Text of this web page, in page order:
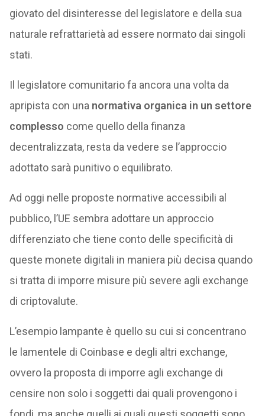
giovato del disinteresse del legislatore e della sua
naturale refrattarietà ad essere normato dai singoli
stati.
Il legislatore comunitario fa ancora una volta da
apripista con una normativa organica in un settore
complesso come quello della finanza
decentralizzata, resta da vedere se l’approccio
adottato sarà punitivo o equilibrato.
Ad oggi nelle proposte normative accessibili al
pubblico, l’UE sembra adottare un approccio
differenziato che tiene conto delle specificità di
queste monete digitali in maniera più decisa quando
si tratta di imporre misure più severe agli exchange
di criptovalute.
L’esempio lampante è quello su cui si concentrano
le lamentele di Coinbase e degli altri exchange,
ovvero la proposta di imporre agli exchange di
censire non solo i soggetti dai quali provengono i